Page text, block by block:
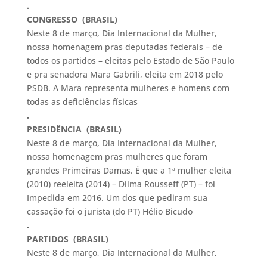
.
CONGRESSO (BRASIL)
Neste 8 de março, Dia Internacional da Mulher,
nossa homenagem pras deputadas federais – de
todos os partidos – eleitas pelo Estado de São Paulo
e pra senadora Mara Gabrili, eleita em 2018 pelo
PSDB. A Mara representa mulheres e homens com
todas as deficiências físicas
.
PRESIDÊNCIA (BRASIL)
Neste 8 de março, Dia Internacional da Mulher,
nossa homenagem pras mulheres que foram
grandes Primeiras Damas. É que a 1ª mulher eleita
(2010) reeleita (2014) – Dilma Rousseff (PT) – foi
Impedida em 2016. Um dos que pediram sua
cassação foi o jurista (do PT) Hélio Bicudo
.
PARTIDOS (BRASIL)
Neste 8 de março, Dia Internacional da Mulher,